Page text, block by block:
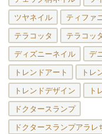
ツヤネイル ティファ
テラコッタ テラコッ
ディズニーネイル デ
トレンドアート トレ
トレンドデザイン ト
ドクタースランプ
ドクタースランプアラレ